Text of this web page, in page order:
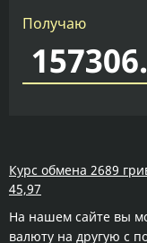
Получаю
Курс обмена 2689
45,97
На нашем сайте вы
валюту на другую с